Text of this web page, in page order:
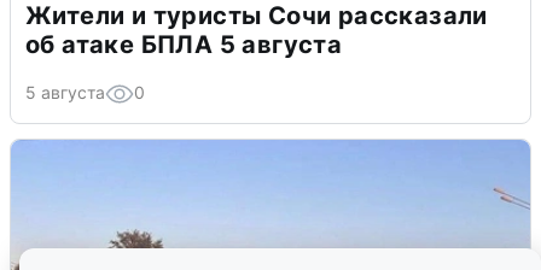
Жители и туристы Сочи рассказали
об атаке БПЛА 5 августа
5 августа 0